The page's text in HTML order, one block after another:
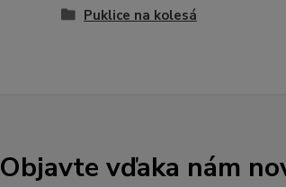
Puklice na kolesá
Objavte vďaka nám